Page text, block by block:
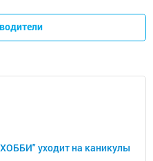
уходит на каникулы